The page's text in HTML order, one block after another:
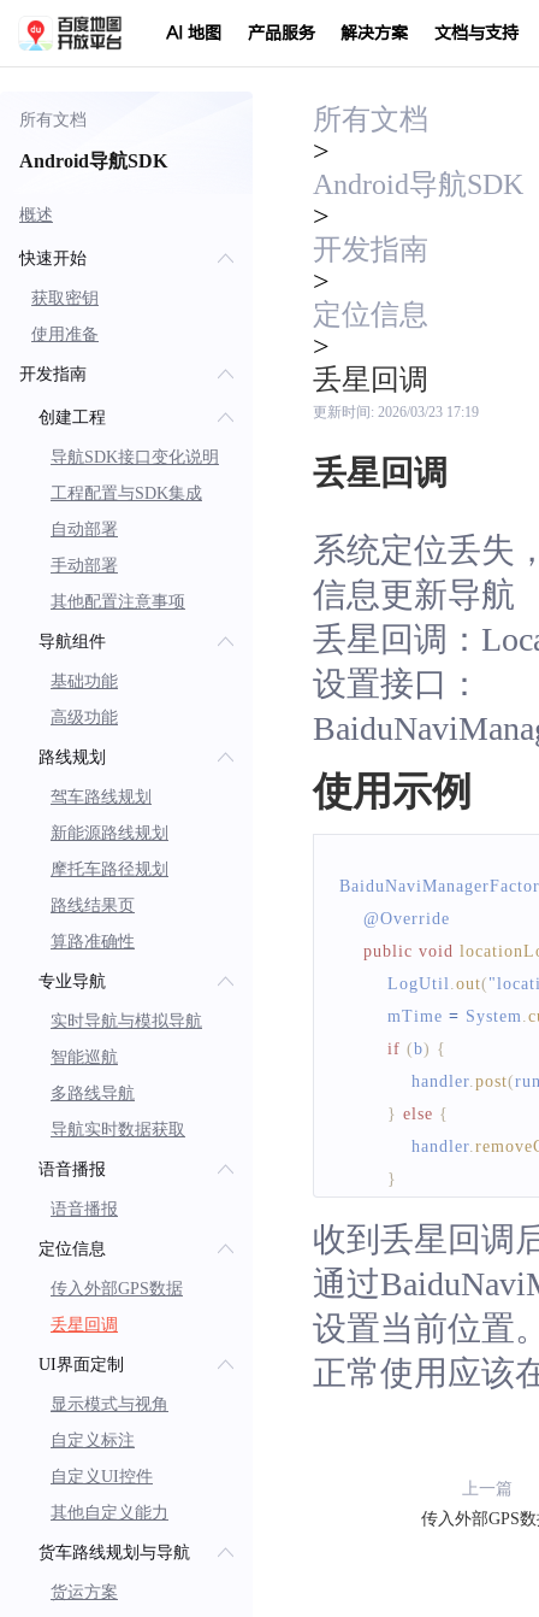
AI 地图 产品服务 解决方案 文档与支持
所有文档
Android导航SDK
概述
快速开始
获取密钥
使用准备
开发指南
创建工程
导航SDK接口变化说明
工程配置与SDK集成
自动部署
手动部署
其他配置注意事项
导航组件
基础功能
高级功能
路线规划
驾车路线规划
新能源路线规划
摩托车路径规划
路线结果页
算路准确性
专业导航
实时导航与模拟导航
智能巡航
多路线导航
导航实时数据获取
语音播报
语音播报
定位信息
传入外部GPS数据
丢星回调
UI界面定制
显示模式与视角
自定义标注
自定义UI控件
其他自定义能力
货车路线规划与导航
货运方案
所有文档
>
Android导航SDK
>
开发指南
>
定位信息
>
丢星回调
更新时间: 2026/03/23 17:19
丢星回调
系统定位丢失
信息更新导航
丢星回调：
设置接口：
使用示例
    @
Override
public void
LogUtil out(
        mTime
= System
if (b) {
            handler
post(
} else {
            handler
}
});
long mTime 0
private Handler handler
收到丢星回调
通过
设置当前位置
正常使用应该
上一篇
传入外部GPS